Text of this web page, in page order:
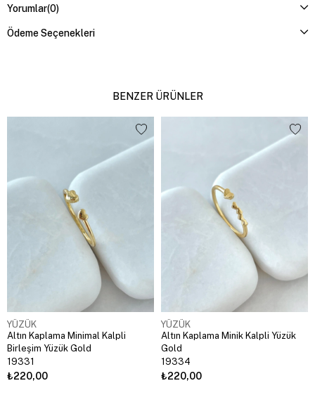
Yorumlar(0)
Ödeme Seçenekleri
BENZER ÜRÜNLER
YÜZÜK
Altın Kaplama Minimal Kalpli
Birleşim Yüzük Gold
19331
₺220,00
YÜZÜK
Altın Kaplama Minik Kalpli Yüzük
Gold
19334
₺220,00